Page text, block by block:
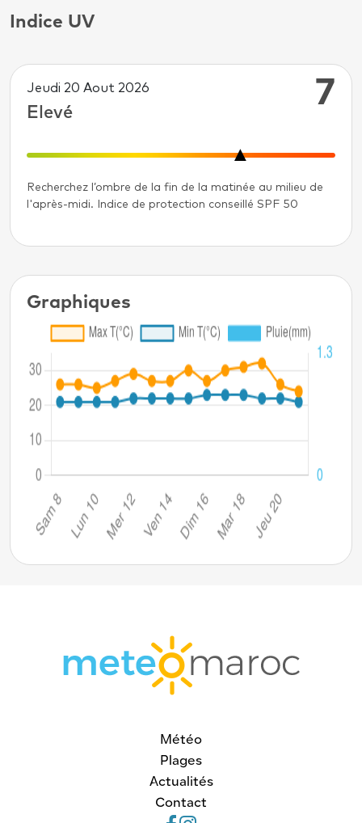
Indice UV
Jeudi 20 Aout 2026
Elevé
7
Recherchez l’ombre de la fin de la matinée au milieu de
l'après-midi. Indice de protection conseillé SPF 50
Graphiques
Météo
Plages
Actualités
Contact